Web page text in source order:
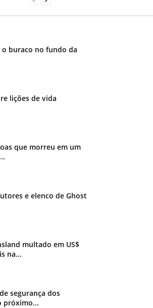
buraco no fundo da
lições de vida
que morreu em um
e elenco de Ghost
multado em US$
na...
segurança dos
próximo...